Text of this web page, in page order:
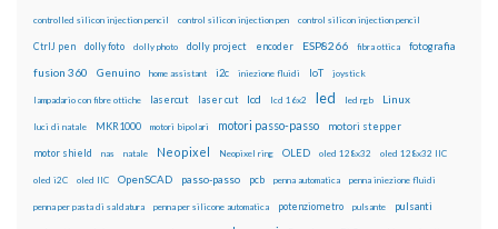
controlled silicon injection pencil control silicon injection pen control silicon injection pencil
CtrlJ pen dolly foto dolly photo dolly project encoder ESP8266 fibra ottica fotografia
fusion 360 Genuino home assistant i2c iniezione fluidi IoT joystick
lampadario con fibre ottiche lasercut laser cut lcd lcd 16x2 led led rgb Linux
luci di natale MKR1000 motori bipolari motori passo-passo motori stepper
motor shield nas natale Neopixel Neopixel ring OLED oled 128x32 oled 128x32 IIC
oled i2C oled IIC OpenSCAD passo-passo pcb penna automatica penna iniezione fluidi
penna per pasta di saldatura penna per silicone automatica potenziometro pulsante pulsanti